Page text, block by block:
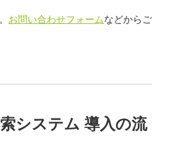
お問い合わせフォームなどからご
システム 導入の流